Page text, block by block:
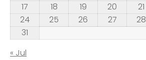
17
18 19 20 21
24
25 26 27 28
31
« Jul